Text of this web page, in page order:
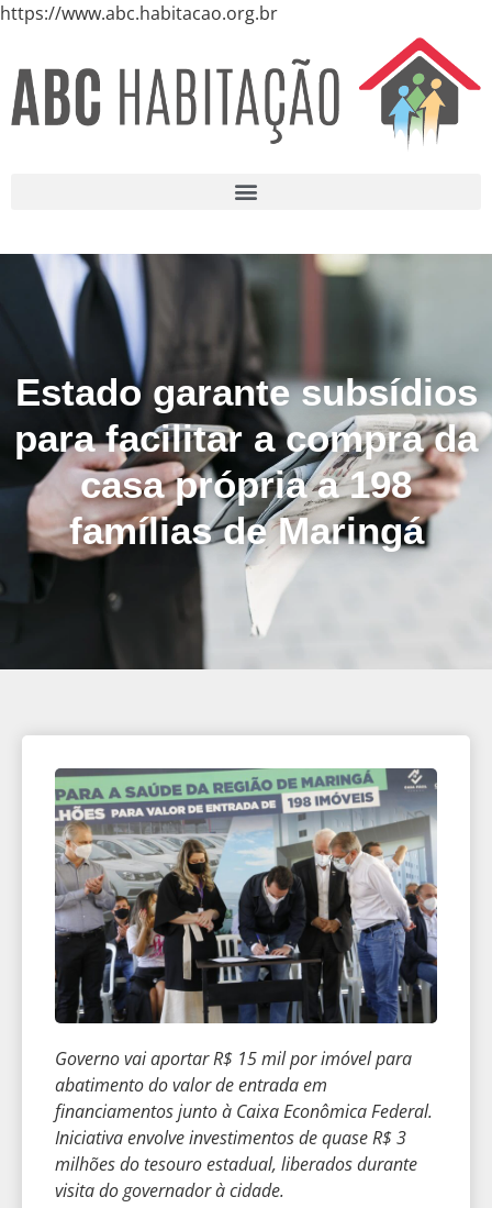
https://www.abc.habitacao.org.br
Estado garante subsídios
para facilitar a compra da
casa própria a 198
famílias de Maringá
Governo vai aportar R$ 15 mil por imóvel para
abatimento do valor de entrada em
financiamentos junto à Caixa Econômica Federal.
Iniciativa envolve investimentos de quase R$ 3
milhões do tesouro estadual, liberados durante
visita do governador à cidade.